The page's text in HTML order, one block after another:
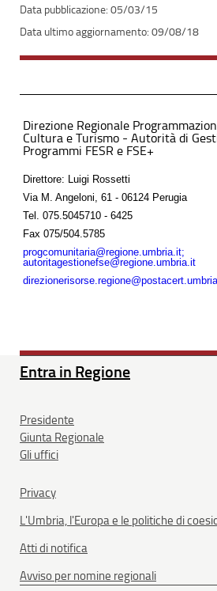
05/03/15
09/08/18
Direzione Regionale
Cultura e Turismo - Autorità di
Programmi FESR e FSE+
Direttore: Luigi Rossetti
Via M. Angeloni, 61 - 06124 Perugia
Tel.
075.5045710 - 6425
Fax 075/504.5785
progcomunitaria@regione.umbria.it;
autoritagestionefse@regione.umbria.it
Entra in Regione
Presidente
Giunta Regionale
Gli uffici
Privacy
L'Umbria, l'Europa e le politiche di
Atti di notifica
Avviso per nomine regionali